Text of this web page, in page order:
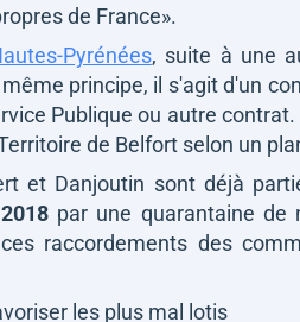
de France».
Pyrénées, suite à une
principe, il s'agit d'un
Publique ou autre
de Belfort selon un
et Danjoutin sont déjà
par une quarantaine de
raccordements des
les plus mal lotis